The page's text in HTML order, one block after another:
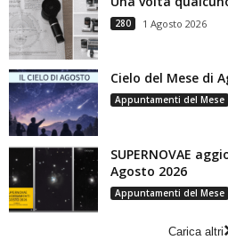
280 1 Agosto 2026
Cielo del Mese di
Appuntamenti del Mese
SUPERNOVAE
Agosto 2026
Appuntamenti del Mese
Carica altri